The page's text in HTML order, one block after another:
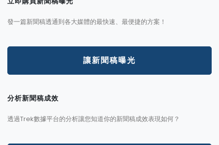
發一篇新聞稿透通到各大媒體的最快速、最便捷的方案！
讓新聞稿曝光
分析新聞稿成效
透過Trek數據平台的分析讓您知道你的新聞稿成效表現如何？